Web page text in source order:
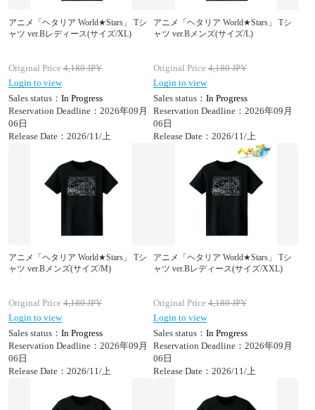
アニメ「ヘタリア World★Stars」 Tシ
ャツ ver.Bレディース(サイズ/XL)
Original Price 4,180JPY
Login to view
Sales status： In Progress
Reservation Deadline：2026年09月
06日
Release Date：2026/11/上
アニメ「ヘタリア World★Stars」 Tシ
ャツ ver.Bメンズ(サイズ/L)
Original Price 4,180JPY
Login to view
Sales status： In Progress
Reservation Deadline：2026年09月
06日
Release Date：2026/11/上
アニメ「ヘタリア World★Stars」 Tシ
ャツ ver.Bメンズ(サイズ/M)
Original Price 4,180JPY
Login to view
Sales status： In Progress
Reservation Deadline：2026年09月
06日
Release Date：2026/11/上
アニメ「ヘタリア World★Stars」 Tシ
ャツ ver.Bレディース(サイズ/XXL)
Original Price 4,180JPY
Login to view
Sales status： In Progress
Reservation Deadline：2026年09月
06日
Release Date：2026/11/上